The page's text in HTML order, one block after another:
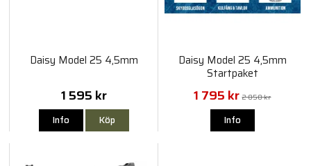
Daisy Model 25 4,5mm
1 595 kr
Info Köp
Daisy Model 25 4,5mm
Startpaket
1 795 kr 2 050 kr
Info